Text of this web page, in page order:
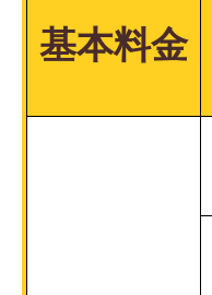
基本料金